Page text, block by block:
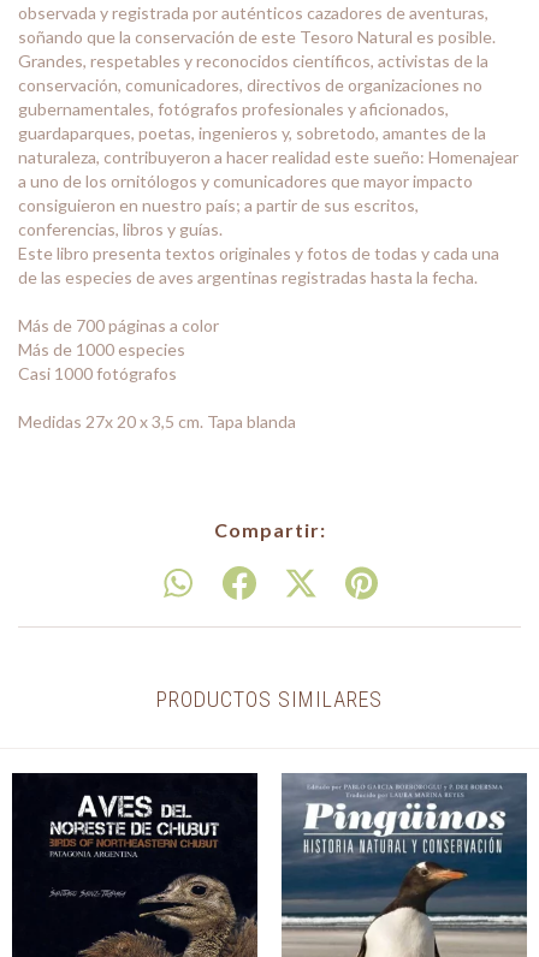
observada y registrada por auténticos cazadores de aventuras,
soñando que la conservación de este Tesoro Natural es posible.
Grandes, respetables y reconocidos científicos, activistas de la
conservación, comunicadores, directivos de organizaciones no
gubernamentales, fotógrafos profesionales y aficionados,
guardaparques, poetas, ingenieros y, sobretodo, amantes de la
naturaleza, contribuyeron a hacer realidad este sueño: Homenajear
a uno de los ornitólogos y comunicadores que mayor impacto
consiguieron en nuestro país; a partir de sus escritos,
conferencias, libros y guías.
Este libro presenta textos originales y fotos de todas y cada una
de las especies de aves argentinas registradas hasta la fecha.
Más de 700 páginas a color
Más de 1000 especies
Casi 1000 fotógrafos
Medidas 27x 20 x 3,5 cm. Tapa blanda
Compartir:
PRODUCTOS SIMILARES